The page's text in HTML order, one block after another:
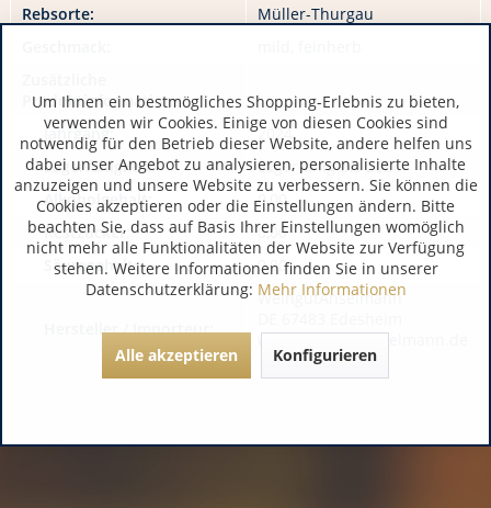
Rebsorte:
Müller-Thurgau
Produktinformationen:
Jahrgang:
2024
Lagerfähigkeit:
Lagerfähig bis 2024
Alkoholgehalt:
0,00
Restzucker:
0,00
Säuregehalt:
0,00
Hersteller / Importeur:
WeingutAnselmann
www.weingut-anselmann.de
Um Ihnen ein bestmögliches Shopping-Erlebnis zu bieten,
verwenden wir Cookies. Einige von diesen Cookies sind
notwendig für den Betrieb dieser Website, andere helfen uns
dabei unser Angebot zu analysieren, personalisierte Inhalte
anzuzeigen und unsere Website zu verbessern. Sie können die
Cookies akzeptieren oder die Einstellungen ändern. Bitte
beachten Sie, dass auf Basis Ihrer Einstellungen womöglich
nicht mehr alle Funktionalitäten der Website zur Verfügung
stehen. Weitere Informationen finden Sie in unserer
Datenschutzerklärung: Mehr Informationen
Alle akzeptieren Konfigurieren